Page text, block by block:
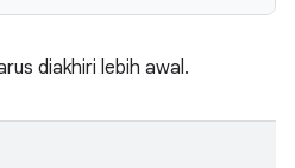
diakhiri lebih awal.